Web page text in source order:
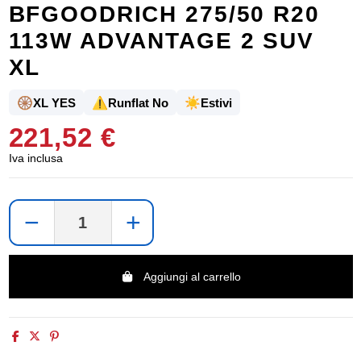
BFGOODRICH 275/50 R20
113W ADVANTAGE 2 SUV
XL
🛞XL YES ⚠️Runflat No ☀️Estivi
221,52 €
Iva inclusa
− +
Aggiungi al carrello